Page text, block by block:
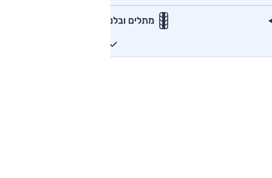
מתלים ובלמים